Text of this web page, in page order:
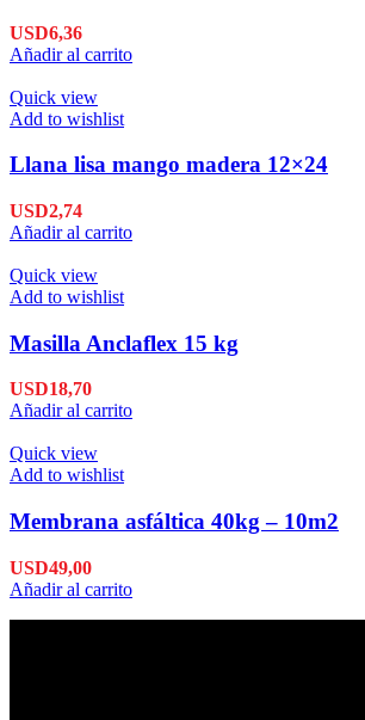
USD6,36
Añadir al carrito
Quick view
Add to wishlist
Llana lisa mango madera 12×24
USD2,74
Añadir al carrito
Quick view
Add to wishlist
Masilla Anclaflex 15 kg
USD18,70
Añadir al carrito
Quick view
Add to wishlist
Membrana asfáltica 40kg – 10m2
USD49,00
Añadir al carrito